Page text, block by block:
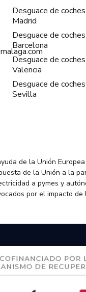
Desguace de
Madrid
Desguace de
Barcelona
Desguace de
Valencia
Desguace de
Sevilla
de la Unión
de la Unión a la
a pymes y
por el impacto